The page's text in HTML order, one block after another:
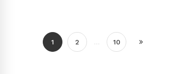
1 2 10